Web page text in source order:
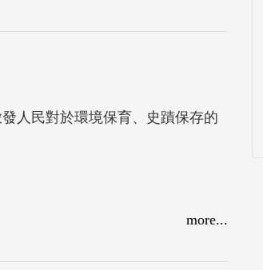
人民對於環境保育、史蹟保存的
more...